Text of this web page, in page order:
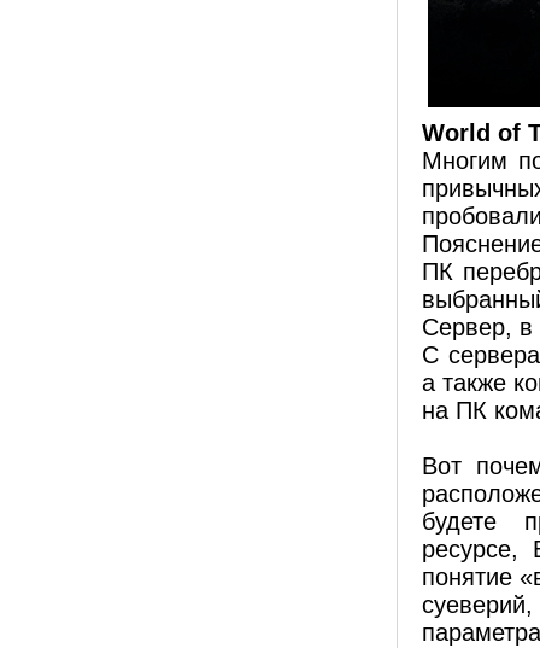
World of
Многим
ПК
Сервер, в
С
а также
на ПК
Вот
будете
понятие